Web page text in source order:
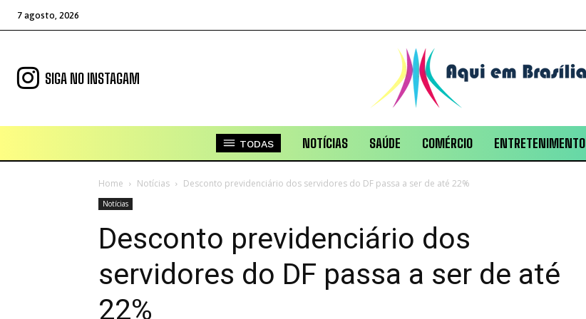
7 agosto, 2026
SIGA NO INSTAGAM
TODAS NOTÍCIAS SAÚDE COMÉRCIO ENTRETENIMENTO
Home Notícias Desconto previdenciário dos servidores do DF passa a ser de até 22%
Notícias
Desconto previdenciário dos
servidores do DF passa a ser de até
22%